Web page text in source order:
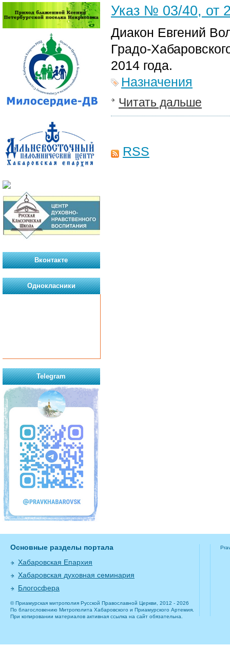
Указ № 03/40, от
Диакон Евгений
Градо-
2014 года.
Назначения
Читать дальше
RSS
Вконтакте
Однокласники
Telegram
Основные разделы портала
Хабаровская Епархия
Хабаровская духовная семинария
Блогосфера
© Приамурская митрополия Русской Православной Церкви, 2012 - 2026
По благословению Митрополита Хабаровского и Приамурского Артемия.
При копировании материалов активная ссылка на сайт обязательна.